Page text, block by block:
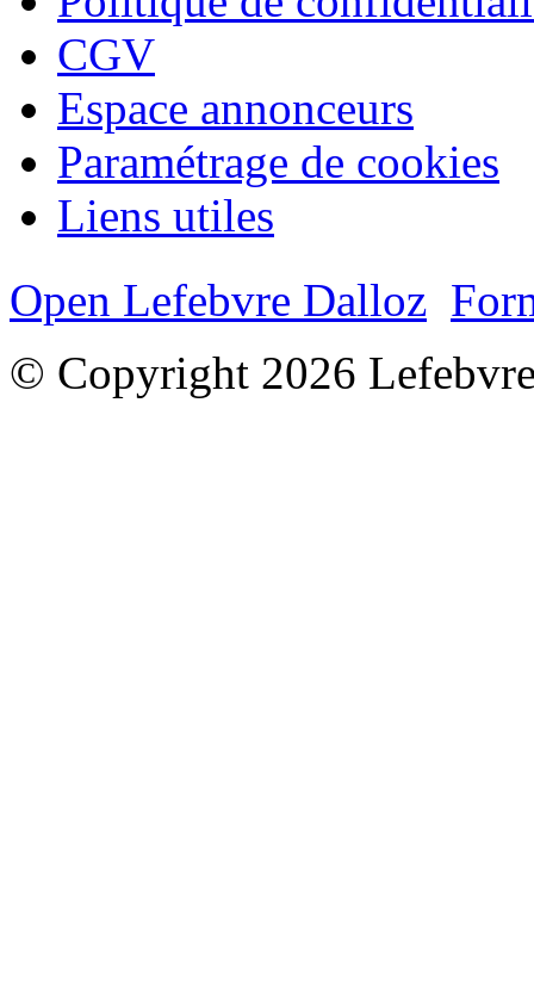
CGV
Espace annonceurs
Paramétrage de cookies
Liens utiles
Open Lefebvre Dalloz
© Copyright 2026